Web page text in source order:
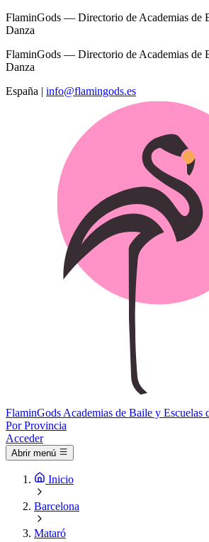
FlaminGods — Directorio de Academias de
Danza
FlaminGods — Directorio de Academias de
Danza
España | info@flamingods.es
FlaminGods Academias de Baile y Escuelas
Por Provincia
Acceder
Abrir menú
Inicio
Barcelona
Mataró